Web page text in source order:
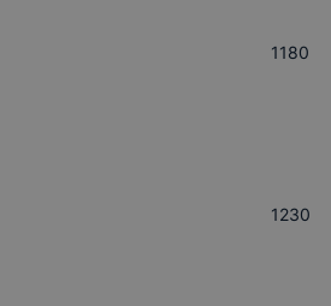
1180
1230